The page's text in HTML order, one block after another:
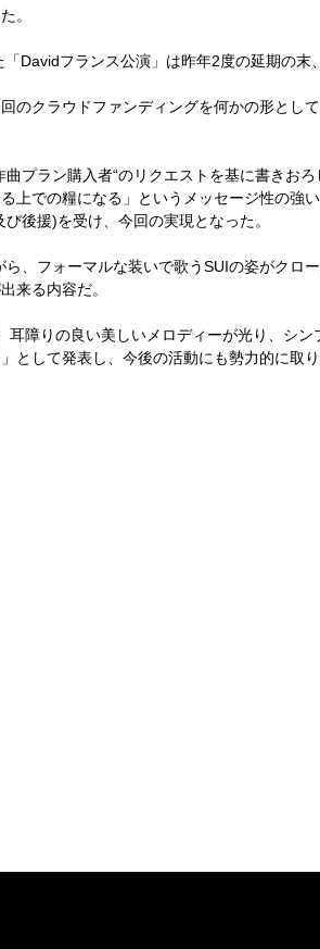
。
「Davidフランス公演」は昨年2度の延期の末
のクラウドファンディングを何かの形とし
曲プラン購入者“のリクエストを基に書きお
上での糧になる」というメッセージ性の強
び後援)を受け、今回の実現となった。
ら、フォーマルな装いで歌うSUIの姿がクロ
来る内容だ。
障りの良い美しいメロディーが光り、シン
して発表し、今後の活動にも勢力的に取り